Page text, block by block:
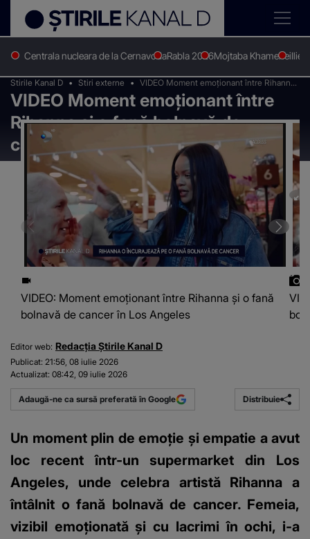
Centrala nucleara de la CernavodaRabla 2026Mojtaba KhameneiIlie
Stirile Kanal D Stiri externe
VIDEO Moment emoționant între Rihanna
și o fană bolnavă de cancer în Los
Angeles
VIDEO Moment emoționant între
Rihanna și o fană bolnavă de
cancer în Los Angeles
VIDEO: Moment emoționant între Rihanna și o fană
bolnavă de cancer în Los Angeles
Editor web: Redacția Știrile Kanal D
Publicat: 21:56, 08 iulie 2026
Actualizat: 08:42, 09 iulie 2026
Adaugă-ne ca sursă preferată în Google Distribuie
Un moment plin de emoție și empatie a avut
loc recent într-un supermarket din Los
Angeles, unde celebra artistă Rihanna a
întâlnit o fană bolnavă de cancer. Femeia,
vizibil emoționată și cu lacrimi în ochi, i-a